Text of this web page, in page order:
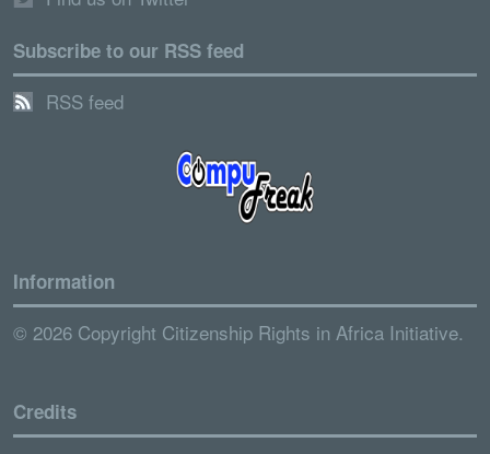
Subscribe to our RSS feed
RSS feed
Information
© 2026 Copyright Citizenship Rights in Africa Initiative.
Credits